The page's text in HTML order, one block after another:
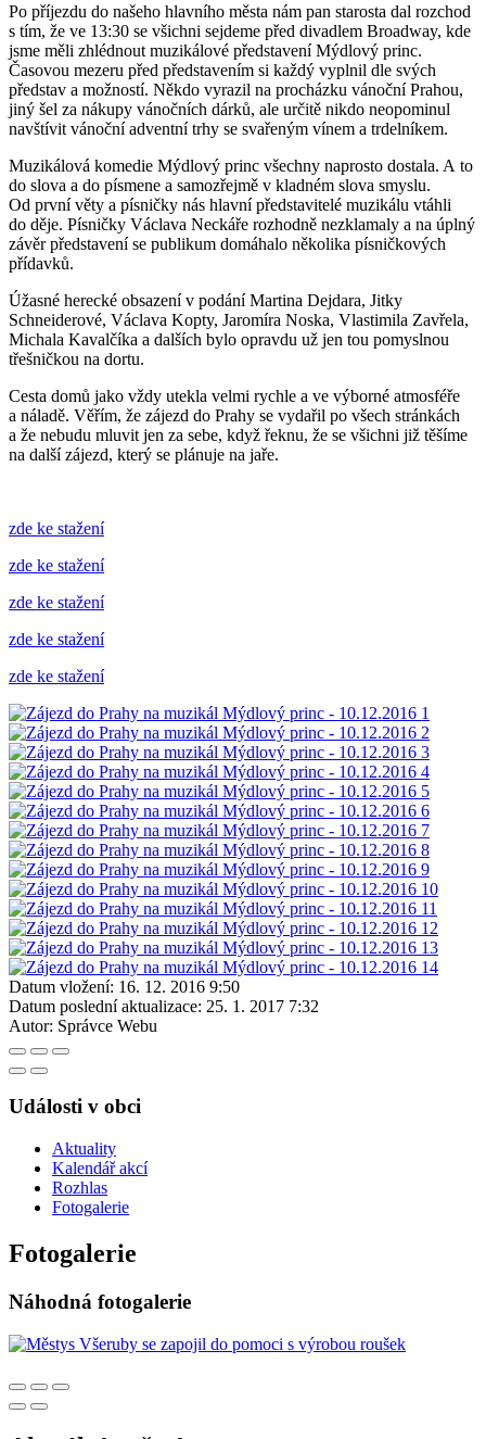
Po příjezdu do našeho hlavního města nám pan starosta dal rozchod
s tím, že ve 13:30 se všichni sejdeme před divadlem Broadway, kde
jsme měli zhlédnout muzikálové představení Mýdlový princ.
Časovou mezeru před představením si každý vyplnil dle svých
představ a možností. Někdo vyrazil na procházku vánoční Prahou,
jiný šel za nákupy vánočních dárků, ale určitě nikdo neopominul
navštívit vánoční adventní trhy se svařeným vínem a trdelníkem.
Muzikálová komedie Mýdlový princ všechny naprosto dostala. A to
do slova a do písmene a samozřejmě v kladném slova smyslu.
Od první věty a písničky nás hlavní představitelé muzikálu vtáhli
do děje. Písničky Václava Neckáře rozhodně nezklamaly a na úplný
závěr představení se publikum domáhalo několika písničkových
přídavků.
Úžasné herecké obsazení v podání Martina Dejdara, Jitky
Schneiderové, Václava Kopty, Jaromíra Noska, Vlastimila Zavřela,
Michala Kavalčíka a dalších bylo opravdu už jen tou pomyslnou
třešničkou na dortu.
Cesta domů jako vždy utekla velmi rychle a ve výborné atmosféře
a náladě. Věřím, že zájezd do Prahy se vydařil po všech stránkách
a že nebudu mluvit jen za sebe, když řeknu, že se všichni již těšíme
na další zájezd, který se plánuje na jaře.
zde ke stažení
zde ke stažení
zde ke stažení
zde ke stažení
zde ke stažení
Datum vložení: 16. 12. 2016 9:50
Datum poslední aktualizace: 25. 1. 2017 7:32
Autor: Správce Webu
Události v obci
Aktuality
Kalendář akcí
Rozhlas
Fotogalerie
Fotogalerie
Náhodná fotogalerie